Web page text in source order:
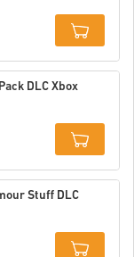
Details
DLC Xbox
Details
Stuff DLC